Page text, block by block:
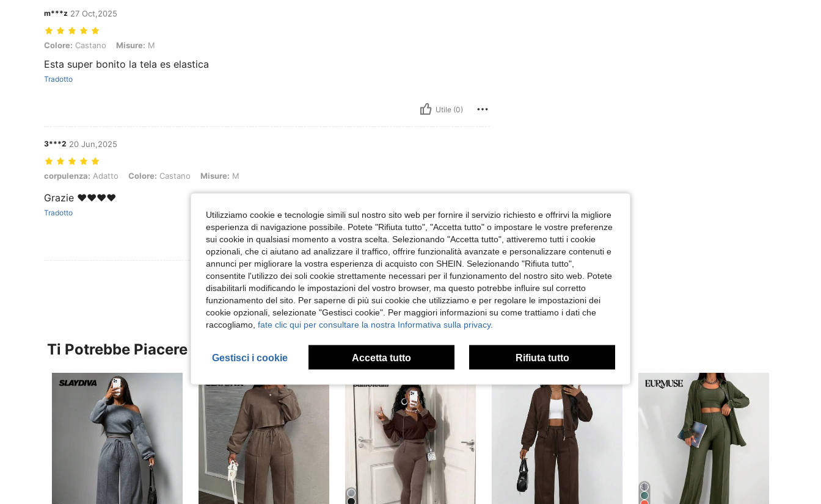
m***z 27 Oct,2025
Colore: Castano, Misure: M
Colore: Castano Misure: M
Esta super bonito la tela es elastica
Tradotto
Utile (0)
3***2 20 Jun,2025
corpulenza: Adatto, Colore: Castano, Misure: M
corpulenza: Adatto Colore: Castano Misure: M
Grazie ❤️❤️❤️❤️
Tradotto
Utile (1)
Visualizza Altre Recensioni
Ti Potrebbe Piacere
Utilizziamo cookie e tecnologie simili sul nostro sito web per fornire il servizio richiesto e offrirvi la migliore
esperienza di navigazione possibile. Potete "Rifiuta tutto", "Accetta tutto" o impostare le vostre preferenze
sui cookie in qualsiasi momento a vostra scelta. Selezionando "Accetta tutto", attiveremo tutti i cookie
opzionali, che ci aiutano ad analizzare il traffico, offrire funzionalità avanzate e personalizzare contenuti e
annunci per migliorare la vostra esperienza di acquisto con SHEIN. Selezionando "Rifiuta tutto",
consentite l'utilizzo dei soli cookie strettamente necessari per il funzionamento del nostro sito web. Potete
disabilitarli modificando le impostazioni del vostro browser, ma questo potrebbe influire sul corretto
funzionamento del sito. Per saperne di più sui cookie che utilizziamo e per regolare le impostazioni dei
cookie opzionali, selezionate "Gestisci cookie". Per maggiori informazioni su come trattiamo i dati che
raccogliamo, fate clic qui per consultare la nostra Informativa sulla privacy.
Gestisci i cookie Accetta tutto Rifiuta tutto